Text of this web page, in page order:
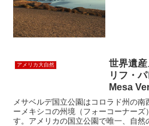
アメリカ大自然
世界遺
リフ・
Mesa
Palace”
メサベルデ国立公園はコロラド州の南
ーメキシコの州境（フォーコーナー
す。アメリカの国立公園で唯一、自然